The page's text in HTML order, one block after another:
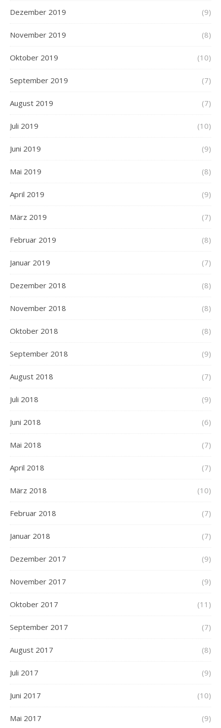
Dezember 2019 (9)
November 2019 (8)
Oktober 2019 (10)
September 2019 (7)
August 2019 (7)
Juli 2019 (10)
Juni 2019 (9)
Mai 2019 (8)
April 2019 (9)
März 2019 (7)
Februar 2019 (8)
Januar 2019 (7)
Dezember 2018 (8)
November 2018 (8)
Oktober 2018 (8)
September 2018 (9)
August 2018 (7)
Juli 2018 (9)
Juni 2018 (6)
Mai 2018 (7)
April 2018 (7)
März 2018 (10)
Februar 2018 (7)
Januar 2018 (7)
Dezember 2017 (9)
November 2017 (9)
Oktober 2017 (11)
September 2017 (7)
August 2017 (8)
Juli 2017 (9)
Juni 2017 (10)
Mai 2017 (9)